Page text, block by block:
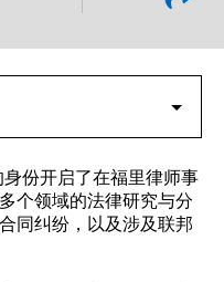
份开启了在福里律师事
个领域的法律研究与分
同纠纷，以及涉及联邦